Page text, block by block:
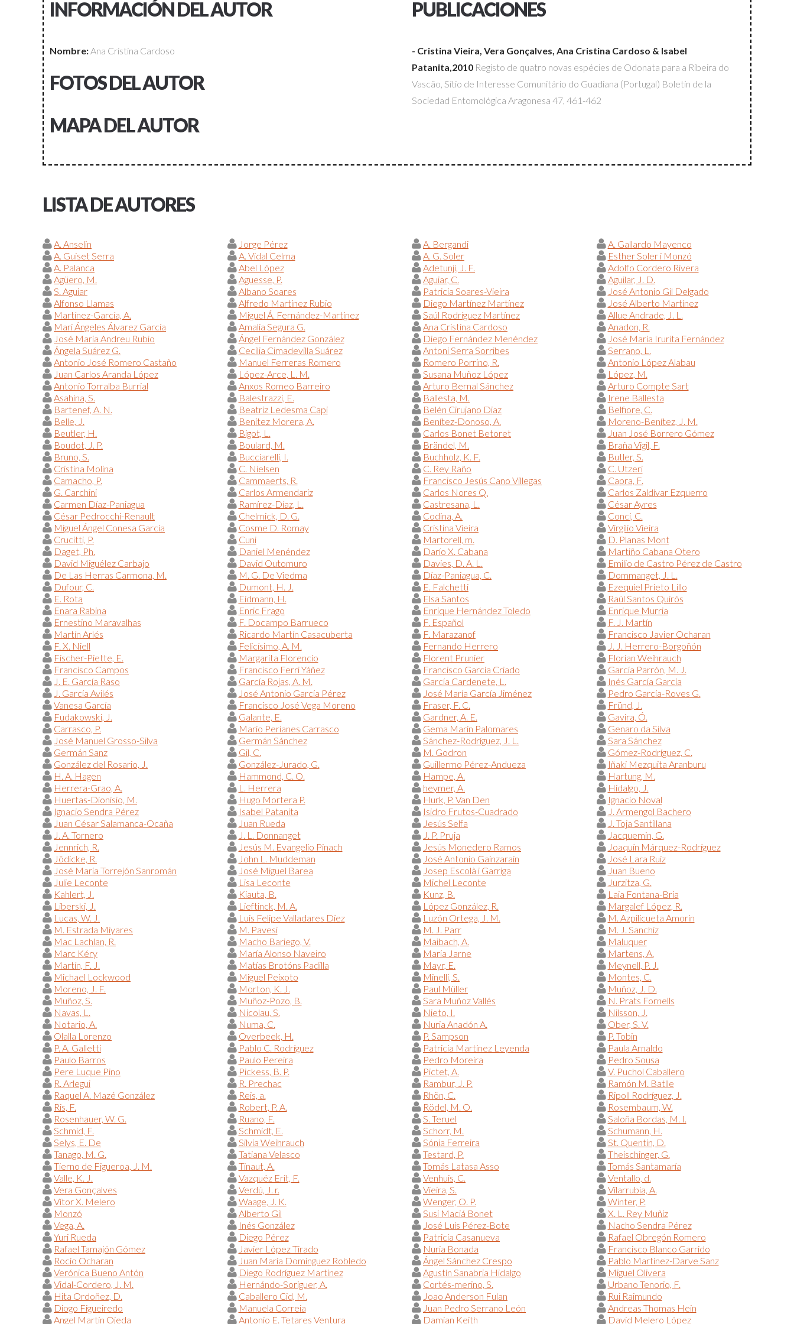
INFORMACIÓN DEL AUTOR
Nombre:Ana Cristina Cardoso
FOTOS DEL AUTOR
MAPA DEL AUTOR
PUBLICACIONES
- Cristina Vieira, Vera Gonçalves, Ana Cristina Cardoso & Isabel
Patanita,2010 Registo de quatro novas espécies de Odonata para a Ribeira do
Vascão, Sítio de Interesse Comunitário do Guadiana (Portugal) Boletín de la
Sociedad Entomológica Aragonesa 47, 461-462
LISTA DE AUTORES
A. Anselin Jorge Pérez A. Bergandi
A. Gallardo Mayenco
A. Guiset Serra
A. Vidal Celma A. G. Soler
Esther Soler i Monzó
A. Palanca
Abel López Adetunji, J. F.
Adolfo Cordero Rivera
Agüero, M.
Aguesse, P. Aguiar, C.
Aguilar, J. D.
S. Aguiar
Albano Soares Patricia Soares-Vieira
José Antonio Gil Delgado
Alfonso Llamas
Alfredo Martínez Rubio Diego Martínez Martínez
José Alberto Martínez
Martínez-García, A.
Miguel Á. Fernández-Martínez Saúl Rodríguez Martínez
Allue Andrade, J. L.
Mari Ángeles Álvarez García
Amalia Segura G. Ana Cristina Cardoso
Anadon, R.
José María Andreu Rubio
Ángel Fernández González Diego Fernández Menéndez
José María Irurita Fernández
Ángela Suárez G.
Cecilia Cimadevilla Suárez Antoni Serra Sorribes
Serrano, L.
Antonio José Romero Castaño
Manuel Ferreras Romero Romero Porrino, R.
Antonio López Alabau
Juan Carlos Aranda López
López-Arce, L. M. Susana Muñoz López
López, M.
Antonio Torralba Burrial
Anxos Romeo Barreiro Arturo Bernal Sánchez
Arturo Compte Sart
Asahina, S.
Balestrazzi, E. Ballesta, M.
Irene Ballesta
Bartenef, A. N.
Beatriz Ledesma Capi Belén Cirujano Diaz
Belfiore, C.
Belle, J.
Benítez Morera, A. Benítez-Donoso, A.
Moreno-Benítez, J. M.
Beutler, H.
Bigot, L. Carlos Bonet Betoret
Juan José Borrero Gómez
Boudot, J. P.
Boulard, M. Brändel, M.
Braña Vigil, F.
Bruno, S.
Bucciarelli, I. Buchholz, K. F.
Butler, S.
Cristina Molina
C. Nielsen C. Rey Raño
C. Utzeri
Camacho, P.
Cammaerts, R. Francisco Jesús Cano Villegas
Capra, F.
G. Carchini
Carlos Armendariz Carlos Nores Q.
Carlos Zaldívar Ezquerro
Carmen Díaz-Paniagua
Ramírez-Díaz, L. Castresana, L.
César Ayres
César Pedrocchi-Renault
Chelmick, D. G. Codina, A.
Conci, C.
Miguel Ángel Conesa García
Cosme D. Romay Cristina Vieira
Virgílio Vieira
Crucitti, P.
Cuni Martorell, m.
D. Planas Mont
Daget, Ph.
Daniel Menéndez Darío X. Cabana
Martiño Cabana Otero
David Miguélez Carbajo
David Outomuro Davies, D. A. L.
Emilio de Castro Pérez de Castro
De Las Herras Carmona, M.
M. G. De Viedma Díaz-Paniagua, C.
Dommanget, J. L.
Dufour, C.
Dumont, H. J. E. Falchetti
Ezequiel Prieto Lillo
E. Rota
Eidmann, H. Elsa Santos
Raúl Santos Quirós
Enara Rabina
Enric Frago Enrique Hernández Toledo
Enrique Murria
Ernestino Maravalhas
F. Docampo Barrueco F. Español
F. J. Martín
Martín Arlés
Ricardo Martín Casacuberta F. Marazanof
Francisco Javier Ocharan
F. X. Niell
Felicísimo, A. M. Fernando Herrero
J. J. Herrero-Borgoñón
Fischer-Piette, E.
Margarita Florencio Florent Prunier
Florian Weihrauch
Francisco Campos
Francisco Ferri Yáñez Francisco García Criado
García Parrón, M. J.
J. E. García Raso
García Rojas, A. M. García Cardenete, L.
Inés García García
J. García Avilés
José Antonio García Pérez José María García Jiménez
Pedro García-Roves G.
Vanesa García
Francisco José Vega Moreno Fraser, F. C.
Fründ, J.
Fudakowski, J.
Galante, E. Gardner, A. E.
Gavira, Ó.
Carrasco, P.
Mario Perianes Carrasco Gema Marín Palomares
Genaro da Silva
José Manuel Grosso-Silva
Germán Sánchez Sánchez-Rodríguez, J. L.
Sara Sánchez
Germán Sanz
Gil, C. M. Godron
Gómez-Rodríguez, C.
González del Rosario, J.
González-Jurado, G. Guillermo Pérez-Andueza
Iñaki Mezquita Aranburu
H. A. Hagen
Hammond, C. O. Hampe, A.
Hartung, M.
Herrera-Grao, A.
L. Herrera heymer, A.
Hidalgo, J.
Huertas-Dionisio, M.
Hugo Mortera P. Hurk, P. Van Den
Ignacio Noval
Ignacio Sendra Pérez
Isabel Patanita Isidro Frutos-Cuadrado
J. Armengol Bachero
Juan César Salamanca-Ocaña
Juan Rueda Jesús Selfa
J. Toja Santillana
J. A. Tornero
J. L. Donnanget J. P. Pruja
Jacquemin, G.
Jennrich, R.
Jesús M. Evangelio Pinach Jesús Monedero Ramos
Joaquín Márquez-Rodríguez
Jödicke, R.
John L. Muddeman José Antonio Gainzarain
José Lara Ruiz
José María Torrejón Sanromán
José Miguel Barea Josep Escolà i Garriga
Juan Bueno
Julie Leconte
Lisa Leconte Michel Leconte
Jurzitza, G.
Kahlert, J.
Kiauta, B. Kunz, B.
Laia Fontana-Bria
Liberski, J.
Lieftinck, M. A. López González, R.
Margalef López, R.
Lucas, W. J.
Luis Felipe Valladares Díez Luzón Ortega, J. M.
M. Azpilicueta Amorín
M. Estrada Miyares
M. Pavesi M. J. Parr
M. J. Sanchiz
Mac Lachlan, R.
Macho Bariego, V. Maibach, A.
Maluquer
Marc Kéry
María Alonso Naveiro María Jarne
Martens, A.
Martín, F. J.
Matías Brotóns Padilla Mayr, E.
Meynell, P. J.
Michael Lockwood
Miguel Peixoto Minelli, S.
Montes, C.
Moreno, J. F.
Morton, K. J. Paul Müller
Muñoz, J. D.
Muñoz, S.
Muñoz-Pozo, B. Sara Muñoz Vallés
N. Prats Fornells
Navas, L.
Nicolau, S. Nieto, I.
Nilsson, J.
Notario, A.
Numa, C. Nuria Anadón A.
Ober, S. V.
Olalla Lorenzo
Overbeek, H. P. Sampson
P. Tobin
P. A. Galletti
Pablo C. Rodríguez Patricia Martinez Leyenda
Paula Arnaldo
Paulo Barros
Paulo Pereira Pedro Moreira
Pedro Sousa
Pere Luque Pino
Pickess, B. P. Pictet, A.
V. Puchol Caballero
R. Arlegui
R. Prechac Rambur, J. P.
Ramón M. Batlle
Raquel A. Mazé González
Reis, a. Rhön, C.
Ripoll Rodríguez, J.
Ris, F.
Robert, P. A. Rödel, M. O.
Rosembaum, W.
Rosenhauer, W. G.
Ruano, F. S. Teruel
Saloña Bordas, M. I.
Schmid, F.
Schmidt, E. Schorr, M.
Schumann, H.
Selys, E. De
Silvia Weihrauch Sónia Ferreira
St. Quentin, D.
Tanago, M. G.
Tatiana Velasco Testard, P.
Theischinger, G.
Tierno de Figueroa, J. M.
Tinaut, A. Tomás Latasa Asso
Tomás Santamaría
Valle, K. J.
Vazquéz Erit, F. Venhuis, C.
Ventallo, d.
Vera Gonçalves
Verdú, J. r. Vieira, S.
Vilarrubia, A.
Vítor X. Melero
Waage, J. K. Wenger, O. P.
Winter, P.
Monzó
Alberto Gil Susi Maciá Bonet
X. L. Rey Muñiz
Vega, A.
Inés González José Luís Pérez-Bote
Nacho Sendra Pérez
Yuri Rueda
Diego Pérez Patricia Casanueva
Rafael Obregón Romero
Rafael Tamajón Gómez
Javier López Tirado Nuria Bonada
Francisco Blanco Garrido
Rocío Ocharan
Juan María Domínguez Robledo Ángel Sánchez Crespo
Pablo Martínez-Darve Sanz
Verónica Bueno Antón
Diego Rodríguez Martínez Agustín Sanabria Hidalgo
Miguel Olivera
Vidal-Cordero, J. M.
Hernándo-Soriguer, A. Cortés-merino, S.
Urbano Tenorio, F.
Hita Ordoñez, D.
Caballero Cid, M. Joao Anderson Fulan
Rui Raimundo
Diogo Figueiredo
Manuela Correia Juan Pedro Serrano León
Andreas Thomas Hein
Angel Martín Ojeda
Antonio E. Tetares Ventura Damian Keith David Melero López